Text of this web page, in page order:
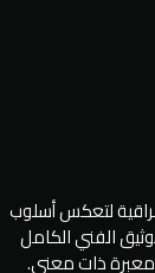
لتعكس أسلوب
الفني الكامل
ومعبرة ذات معنى.